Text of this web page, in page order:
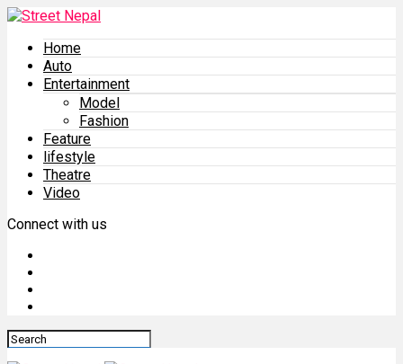
Home
Auto
Entertainment
Model
Fashion
Feature
lifestyle
Theatre
Video
Connect with us